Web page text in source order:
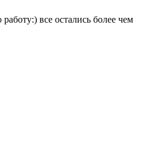
все остались более чем